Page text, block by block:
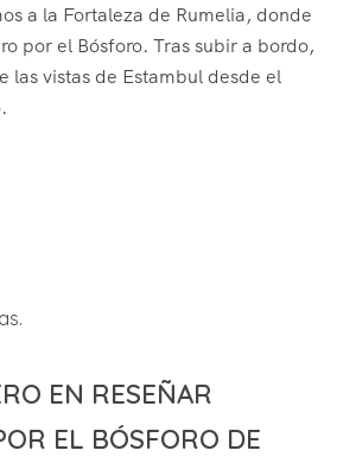
a la Fortaleza de Rumelia, donde
por el Bósforo. Tras subir a bordo,
las vistas de Estambul desde el
EN RESEÑAR
EL BÓSFORO DE